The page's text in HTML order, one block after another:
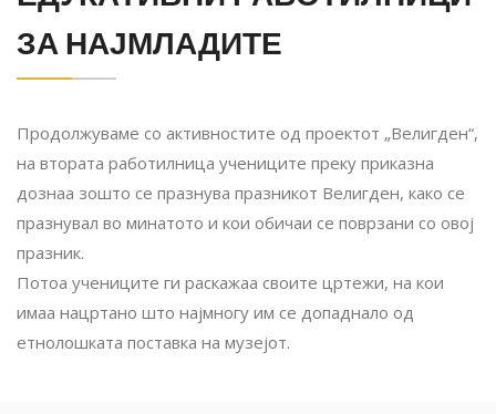
ЗА НАЈМЛАДИТЕ
Продолжуваме со активностите од проектот „Велигден“,
на втората работилница учениците преку приказна
дознаа зошто се празнува празникот Велигден, како се
празнувал во минатото и кои обичаи се поврзани со овој
празник.
Потоа учениците ги раскажаа своите цртежи, на кои
имаа нацртано што најмногу им се допаднало од
етнолошката поставка на музејот.